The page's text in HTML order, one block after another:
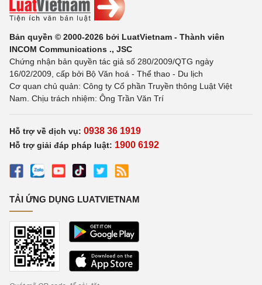
Bản quyền © 2000-2026 bởi LuatVietnam - Thành viên
INCOM Communications ., JSC
Chứng nhận bản quyền tác giả số 280/2009/QTG ngày
16/02/2009, cấp bởi Bộ Văn hoá - Thể thao - Du lịch
Cơ quan chủ quản: Công ty Cổ phần Truyền thông Luật Việt
Nam. Chịu trách nhiệm: Ông Trần Văn Trí
Hỗ trợ về dịch vụ: 0938 36 1919
Hỗ trợ giải đáp pháp luật: 1900 6192
TẢI ỨNG DỤNG LUATVIETNAM